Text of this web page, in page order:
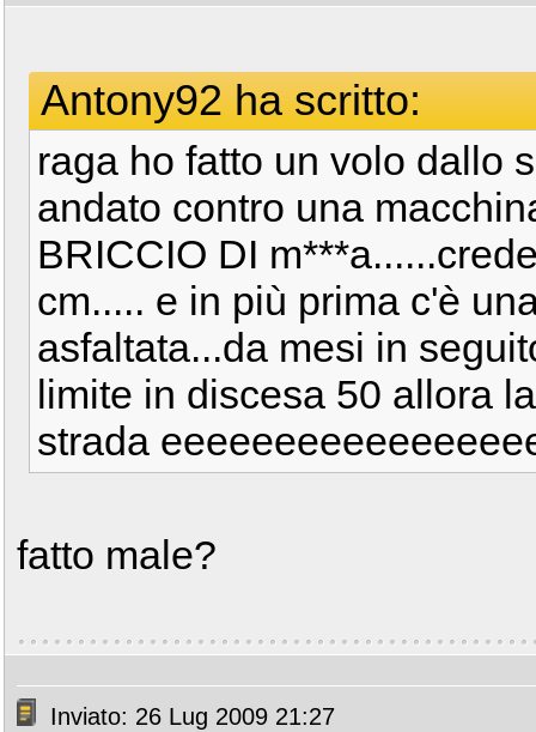
Antony92 ha scritto:
raga ho fatto un volo dallo
andato contro una
BRICCIO DI
cm..... e in più prima c'è
asfaltata...da mesi in
limite in discesa 50 allora
strada
fatto male?
Inviato: 26 Lug 2009 21:27